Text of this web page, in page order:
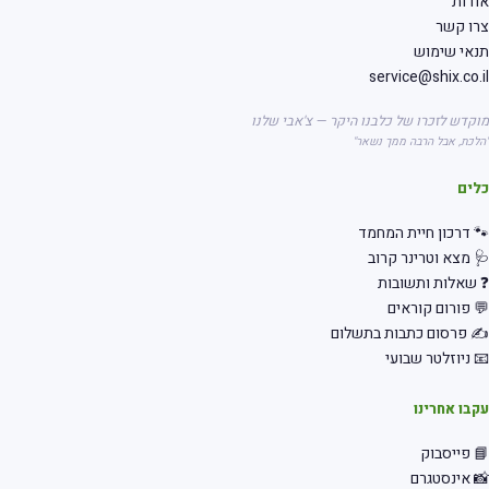
קשר
שימוש
לזכרו של כלבנו היקר — צ'אבי שלנו
אבל הרבה ממך נשאר"
דרכון חיית המחמד
מצא וטרינר קרוב
שאלות ותשובות
פורום קוראים
פרסום כתבות בתשלום
ניוזלטר שבועי
אחרינו
פייסבוק
אינסטגרם